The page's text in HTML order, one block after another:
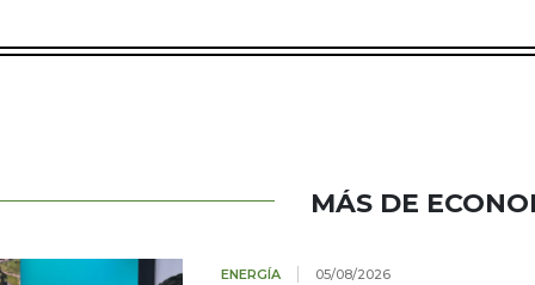
MÁS DE
ENERGÍA 05/08/2026